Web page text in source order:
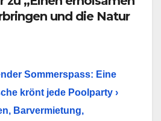
und die Natur
Sommerspass: Eine
krönt jede Poolparty ›
Barvermietung,